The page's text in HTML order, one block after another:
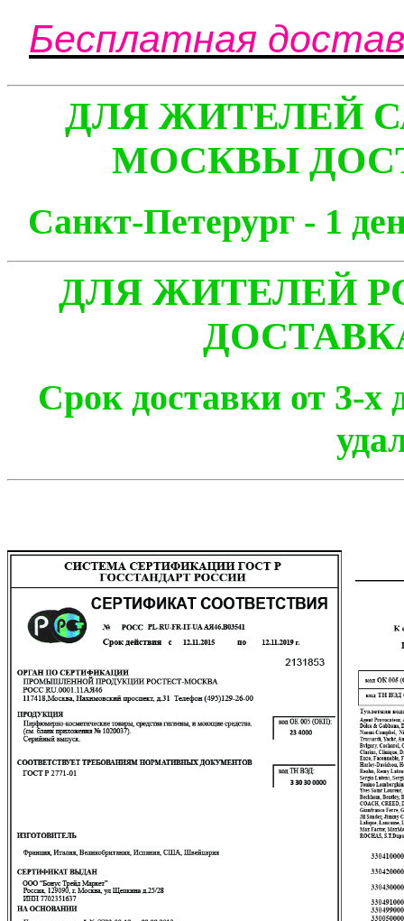
Бесплатная
ДЛЯ ЖИТЕЛЕЙ
МОСКВЫ
Санкт-Петерург -
ДЛЯ ЖИТЕЛЕЙ
Срок доставки от 3-х